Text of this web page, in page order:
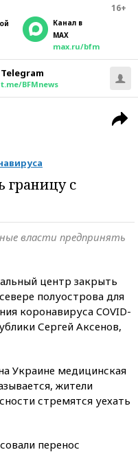
16+
Канал в
MAX
max.ru/bfm
Telegram
t.me/BFMnews
границу с
власти предпринять
центр закрыть
полуострова для
коронавируса COVID-
Сергей Аксенов,
Украине медицинская
жители
стремятся уехать
перенос